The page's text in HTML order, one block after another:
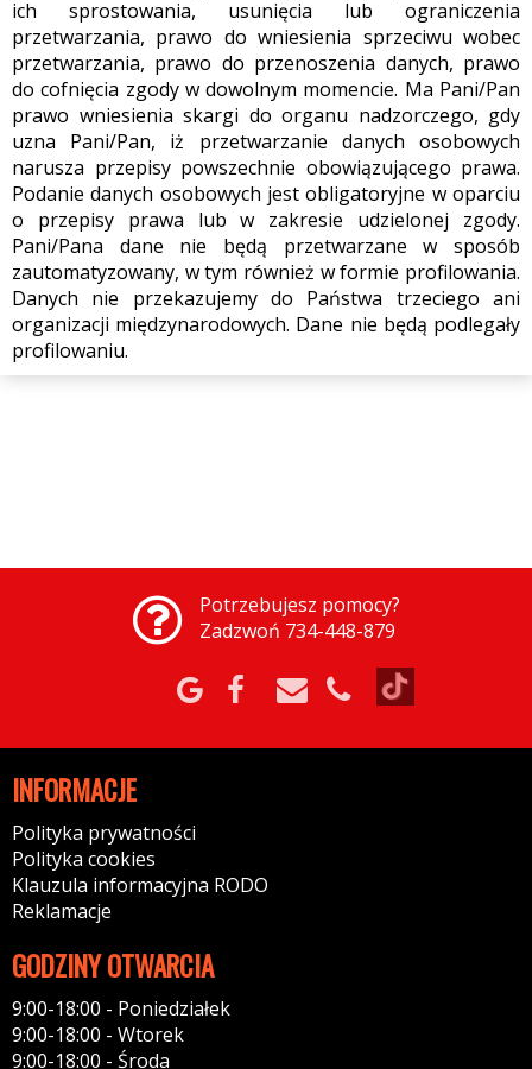
ich sprostowania, usunięcia lub ograniczenia
przetwarzania, prawo do wniesienia sprzeciwu wobec
przetwarzania, prawo do przenoszenia danych, prawo
do cofnięcia zgody w dowolnym momencie. Ma Pani/Pan
prawo wniesienia skargi do organu nadzorczego, gdy
uzna Pani/Pan, iż przetwarzanie danych osobowych
narusza przepisy powszechnie obowiązującego prawa.
Podanie danych osobowych jest obligatoryjne w oparciu
o przepisy prawa lub w zakresie udzielonej zgody.
Pani/Pana dane nie będą przetwarzane w sposób
zautomatyzowany, w tym również w formie profilowania.
Danych nie przekazujemy do Państwa trzeciego ani
organizacji międzynarodowych. Dane nie będą podlegały
profilowaniu.
Potrzebujesz pomocy?
Zadzwoń 734-448-879
INFORMACJE
Polityka prywatności
Polityka cookies
Klauzula informacyjna RODO
Reklamacje
GODZINY OTWARCIA
9:00-18:00 - Poniedziałek
9:00-18:00 - Wtorek
9:00-18:00 - Środa